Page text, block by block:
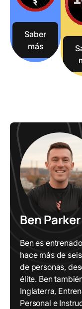
Saber
más
Ben Parker
Ben es
hace más de
de personas,
élite. Ben
Inglaterra,
Personal e